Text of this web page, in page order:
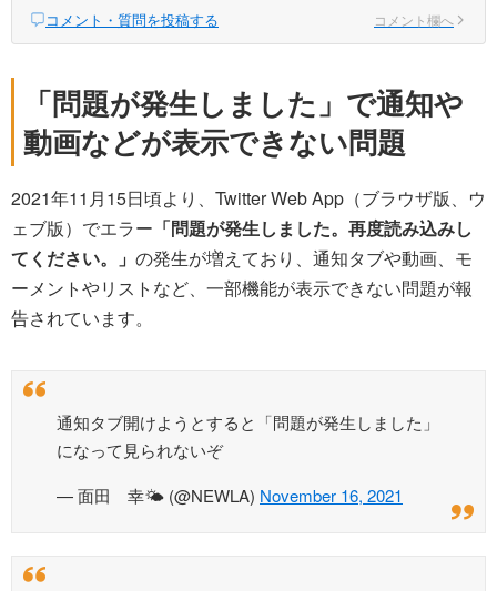
コメント・質問を投稿する コメント欄へ
「問題が発生しました」で通知や
動画などが表示できない問題
2021年11月15日頃より、Twitter Web App（ブラウザ版、ウ
ェブ版）でエラー 「問題が発生しました。再度読み込みし
てください。」 の発生が増えており、通知タブや動画、モ
ーメントやリストなど、一部機能が表示できない問題が報
告されています。
通知タブ開けようとすると「問題が発生しました」
になって見られないぞ
— 面田 幸🌤️ (@NEWLA) November 16, 2021